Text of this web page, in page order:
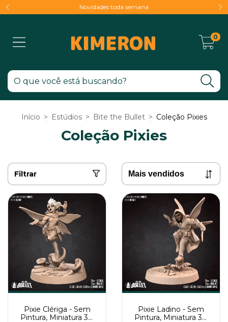
Novidades toda semana
0
Início > Estúdios > Bite the Bullet > Coleção Pixies
Coleção Pixies
Filtrar
Pixie Clériga - Sem
Pintura, Miniatura 3D
Pixie Ladino - Sem
Pintura, Miniatura 3D